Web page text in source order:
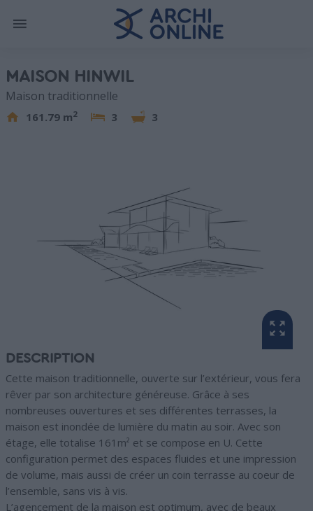
MAISON HINWIL
Maison traditionnelle
161.79 m2 3 3
DESCRIPTION
Cette maison traditionnelle, ouverte sur l’extérieur, vous fera
rêver par son architecture généreuse. Grâce à ses
nombreuses ouvertures et ses différentes terrasses, la
maison est inondée de lumière du matin au soir. Avec son
étage, elle totalise 161m² et se compose en U. Cette
configuration permet des espaces fluides et une impression
de volume, mais aussi de créer un coin terrasse au coeur de
l’ensemble, sans vis à vis.
L’agencement de la maison est optimum, avec de beaux